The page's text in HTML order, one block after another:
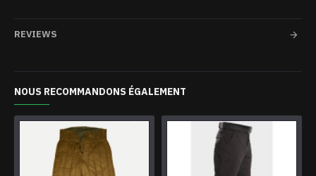
REVIEWS
NOUS RECOMMANDONS ÉGALEMENT